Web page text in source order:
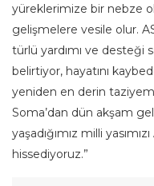
yüreklerimize bir nebze
gelişmelere vesile olur.
türlü yardımı ve desteği
belirtiyor, hayatını
yeniden en derin
Soma’dan dün akşam
yaşadığımız milli
hissediyoruz.”